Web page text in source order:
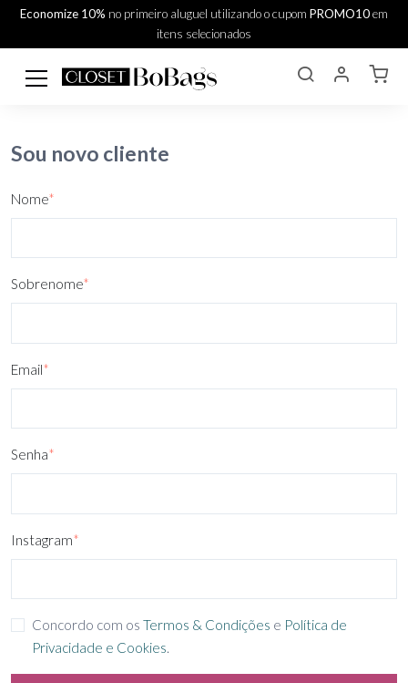
Economize 10% no primeiro aluguel utilizando o cupom PROMO10em
itens selecionados
Sou novo cliente
Nome*
Sobrenome*
Email*
Senha*
Instagram*
Concordo com os Termos & Condições e Política de
Privacidade e Cookies.